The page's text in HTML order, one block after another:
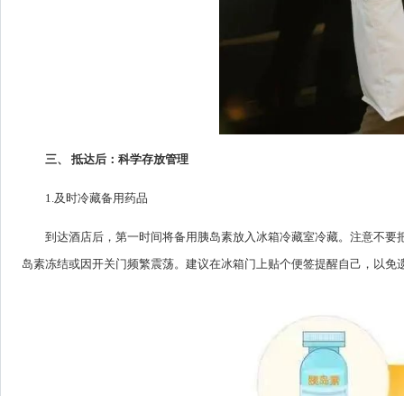
三、 抵达后：科学存放管理
1.及时冷藏备用药品
到达酒店后，第一时间将备用胰岛素放入冰箱冷藏室冷藏。注意不
岛素冻结或因开关门频繁震荡。建议在冰箱门上贴个便签提醒自己，以免